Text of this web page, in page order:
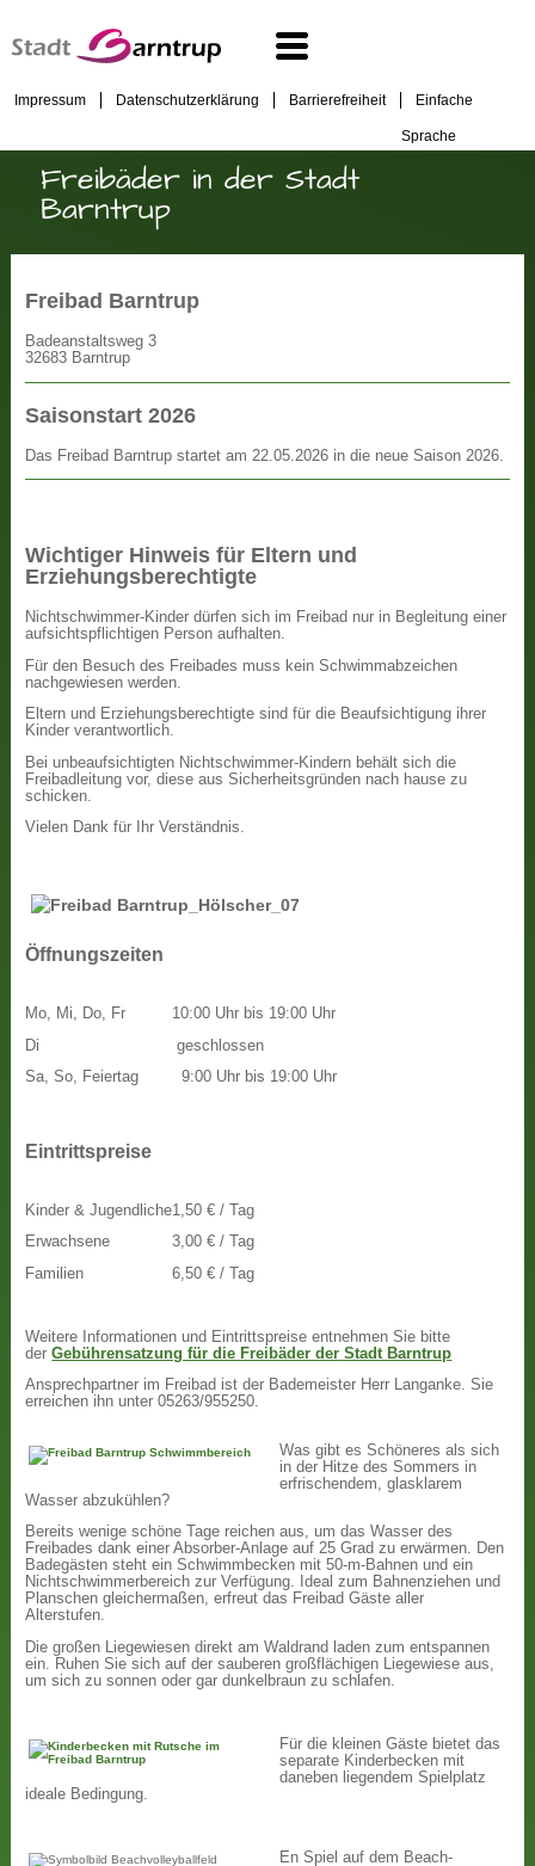
Impressum Datenschutzerklärung Barrierefreiheit Einfache
Sprache
Freibäder in der Stadt
Barntrup
Freibad Barntrup
Badeanstaltsweg 3
32683 Barntrup
Saisonstart 2026
Das Freibad Barntrup startet am 22.05.2026 in die neue Saison 2026.
Wichtiger Hinweis für Eltern und
Erziehungsberechtigte
Nichtschwimmer-Kinder dürfen sich im Freibad nur in Begleitung einer
aufsichtspflichtigen Person aufhalten.
Für den Besuch des Freibades muss kein Schwimmabzeichen
nachgewiesen werden.
Eltern und Erziehungsberechtigte sind für die Beaufsichtigung ihrer
Kinder verantwortlich.
Bei unbeaufsichtigten Nichtschwimmer-Kindern behält sich die
Freibadleitung vor, diese aus Sicherheitsgründen nach hause zu
schicken.
Vielen Dank für Ihr Verständnis.
Öffnungszeiten
Mo, Mi, Do, Fr
Di
Sa, So, Feiertag
10:00 Uhr bis 19:00 Uhr
geschlossen
9:00 Uhr bis 19:00 Uhr
Eintrittspreise
Kinder & Jugendliche
Erwachsene
Familien
1,50 € / Tag
3,00 € / Tag
6,50 € / Tag
Weitere Informationen und Eintrittspreise entnehmen Sie bitte
derGebührensatzung für die Freibäder der Stadt Barntrup
Ansprechpartner im Freibad ist der Bademeister Herr Langanke. Sie
erreichen ihn unter 05263/955250.
Was gibt es Schöneres als sich
in der Hitze des Sommers in
erfrischendem, glasklarem
Wasser abzukühlen?
Bereits wenige schöne Tage reichen aus, um das Wasser des
Freibades dank einer Absorber-Anlage auf 25 Grad zu erwärmen. Den
Badegästen steht ein Schwimmbecken mit 50-m-Bahnen und ein
Nichtschwimmerbereich zur Verfügung. Ideal zum Bahnenziehen und
Planschen gleichermaßen, erfreut das Freibad Gäste aller
Alterstufen.
Die großen Liegewiesen direkt am Waldrand laden zum entspannen
ein. Ruhen Sie sich auf der sauberen großflächigen Liegewiese aus,
um sich zu sonnen oder gar dunkelbraun zu schlafen.
Für die kleinen Gäste bietet das
separate Kinderbecken mit
daneben liegendem Spielplatz
ideale Bedingung.
En Spiel auf dem Beach-